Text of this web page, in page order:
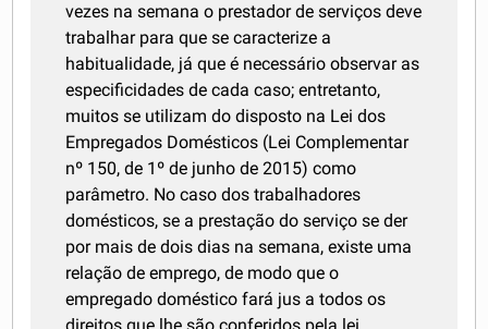
vezes na semana o prestador de serviços deve
trabalhar para que se caracterize a
habitualidade, já que é necessário observar as
especificidades de cada caso; entretanto,
muitos se utilizam do disposto na Lei dos
Empregados Domésticos (Lei Complementar
nº 150, de 1º de junho de 2015) como
parâmetro. No caso dos trabalhadores
domésticos, se a prestação do serviço se der
por mais de dois dias na semana, existe uma
relação de emprego, de modo que o
empregado doméstico fará jus a todos os